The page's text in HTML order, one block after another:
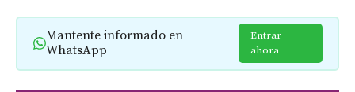
Mantente informado en
WhatsApp
Entrar
ahora